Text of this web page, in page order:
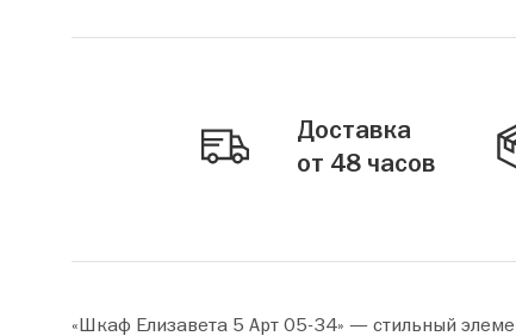
Доставка
от 48 часов
«Шкаф Елизавета 5 Арт 05-34» — стильный